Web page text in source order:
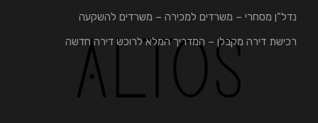
נדל"ן מסחרי – משרדים למכירה – משרדים להשקעה
רכישת דירה מקבלן – המדריך המלא לרוכש דירה חדשה